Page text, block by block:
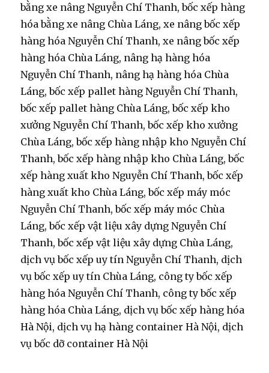
bằng xe nâng Nguyễn Chí Thanh, bốc xếp hàng
hóa bằng xe nâng Chùa Láng, xe nâng bốc xếp
hàng hóa Nguyễn Chí Thanh, xe nâng bốc xếp
hàng hóa Chùa Láng, nâng hạ hàng hóa
Nguyễn Chí Thanh, nâng hạ hàng hóa Chùa
Láng, bốc xếp pallet hàng Nguyễn Chí Thanh,
bốc xếp pallet hàng Chùa Láng, bốc xếp kho
xưởng Nguyễn Chí Thanh, bốc xếp kho xưởng
Chùa Láng, bốc xếp hàng nhập kho Nguyễn Chí
Thanh, bốc xếp hàng nhập kho Chùa Láng, bốc
xếp hàng xuất kho Nguyễn Chí Thanh, bốc xếp
hàng xuất kho Chùa Láng, bốc xếp máy móc
Nguyễn Chí Thanh, bốc xếp máy móc Chùa
Láng, bốc xếp vật liệu xây dựng Nguyễn Chí
Thanh, bốc xếp vật liệu xây dựng Chùa Láng,
dịch vụ bốc xếp uy tín Nguyễn Chí Thanh, dịch
vụ bốc xếp uy tín Chùa Láng, công ty bốc xếp
hàng hóa Nguyễn Chí Thanh, công ty bốc xếp
hàng hóa Chùa Láng, dịch vụ bốc xếp hàng hóa
Hà Nội, dịch vụ hạ hàng container Hà Nội, dịch
vụ bốc dỡ container Hà Nội